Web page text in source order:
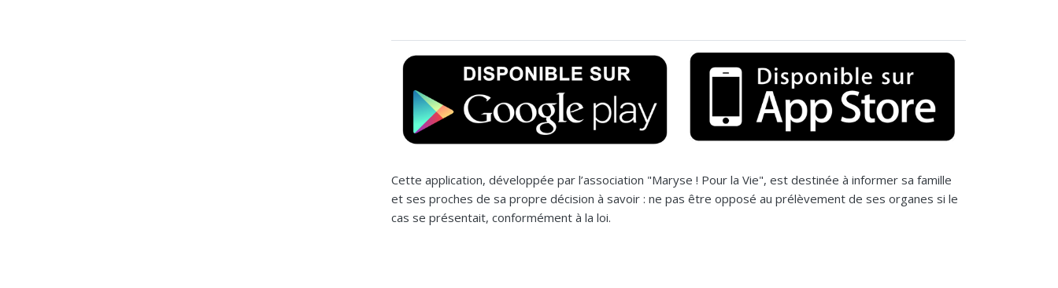
Cette application, développée par l’association "Maryse ! Pour la Vie", est destinée à informer sa famille
et ses proches de sa propre décision à savoir : ne pas être opposé au prélèvement de ses organes si le
cas se présentait, conformément à la loi.